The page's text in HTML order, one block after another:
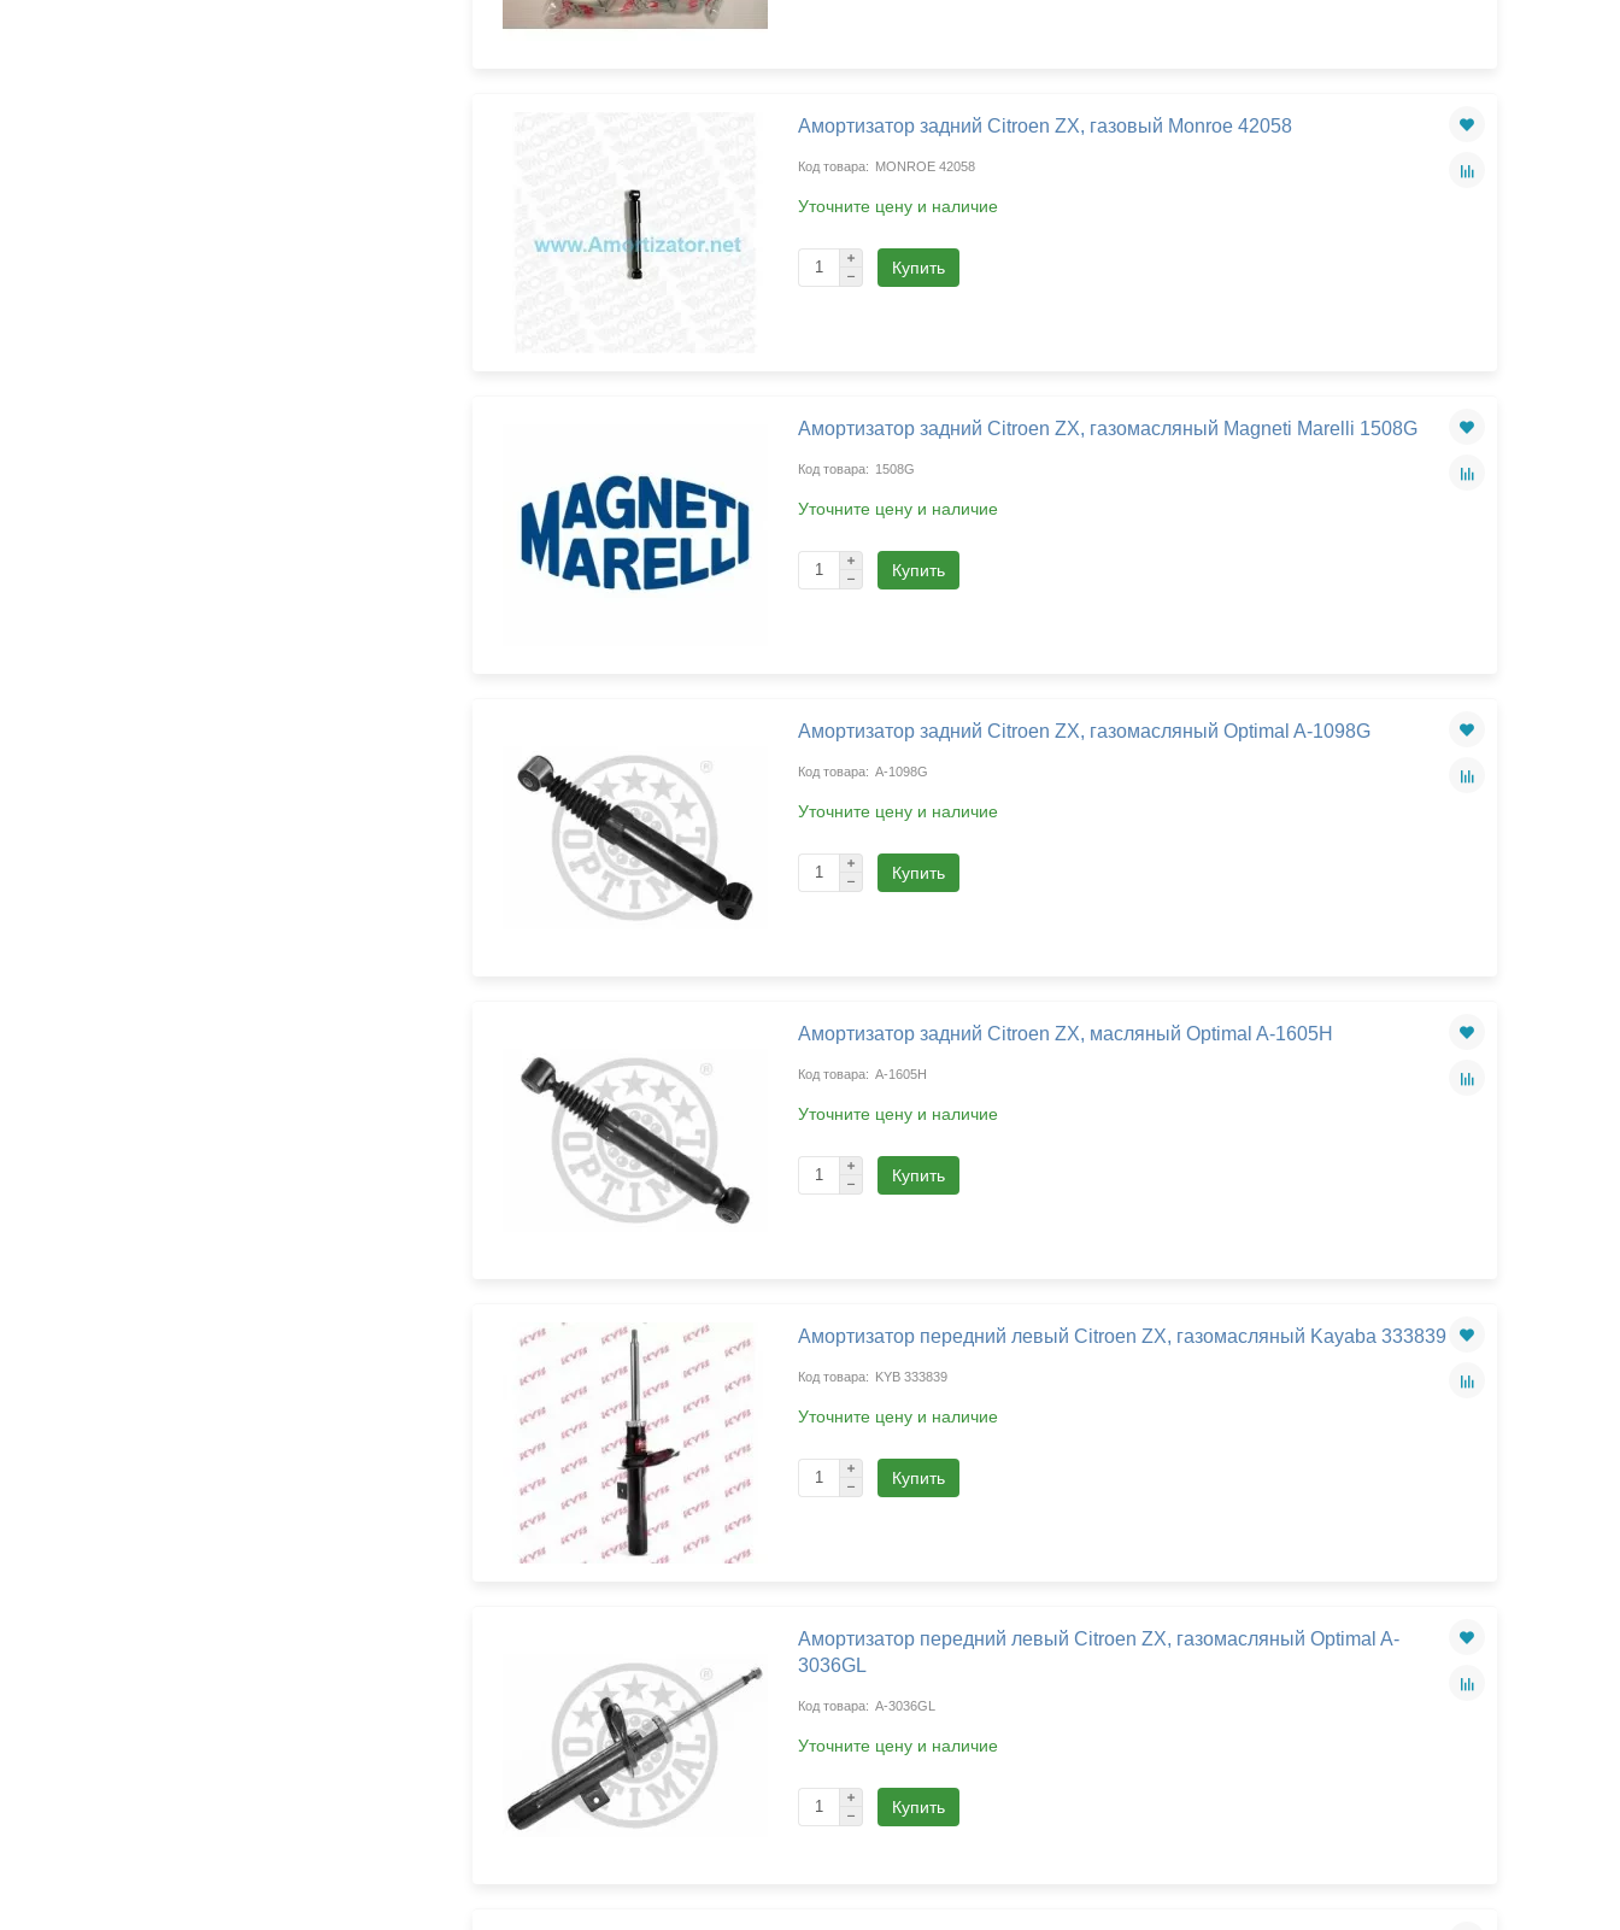
Выберите язык магазина
Амортизатор задний Citroen ZX, газовый Monroe 42058
MONROE 42058
Уточните цену и наличие
Купить
Амортизатор задний Citroen ZX, газомасляный Magneti Marelli 1508G
1508G
Уточните цену и наличие
Купить
Амортизатор задний Citroen ZX, газомасляный Optimal A-1098G
A-1098G
Уточните цену и наличие
Купить
Амортизатор задний Citroen ZX, масляный Optimal A-1605H
A-1605H
Уточните цену и наличие
Купить
Амортизатор передний левый Citroen ZX, газомасляный Kayaba 333839
KYB 333839
Уточните цену и наличие
Купить
Амортизатор передний левый Citroen ZX, газомасляный Optimal A-
3036GL
A-3036GL
Уточните цену и наличие
Купить